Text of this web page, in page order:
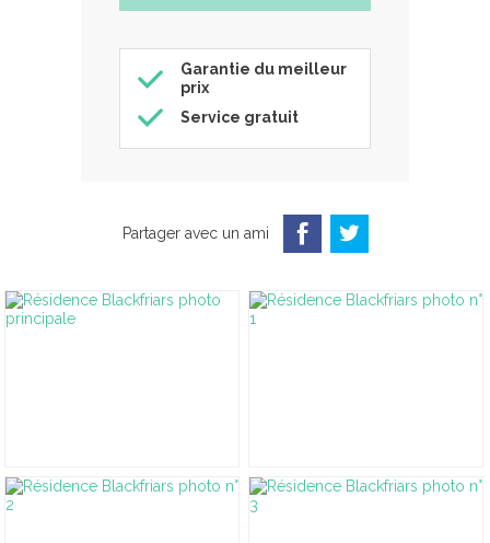
Garantie du meilleur
prix
Service gratuit
Partager avec un ami